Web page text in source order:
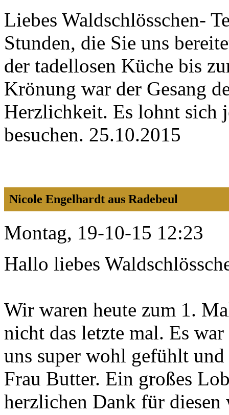
Liebes Waldschlösschen-
Stunden, die Sie uns
der tadellosen Küche bis
Krönung war der Gesang
Herzlichkeit. Es lohnt sich
besuchen. 25.10.2015
Nicole Engelhardt aus Radebeul
Montag, 19-10-15 12:23
Hallo liebes
Wir waren heute zum 1.
nicht das letzte mal. Es
uns super wohl gefühlt
Frau Butter. Ein großes
herzlichen Dank für diesen